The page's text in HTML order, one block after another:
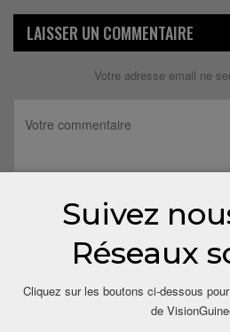
LAISSER UN COMMENTAIRE
Votre adresse email ne
Suivez
Réseaux
Cliquez sur les boutons ci-dessous
de